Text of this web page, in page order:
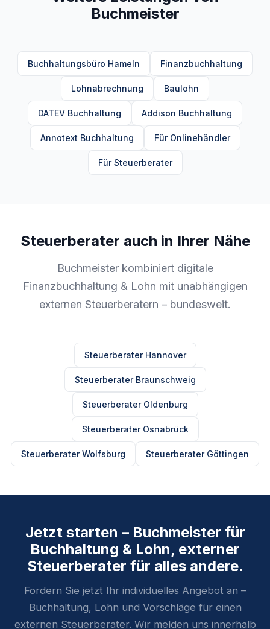
Buchmeister
Buchhaltungsbüro Hameln Finanzbuchhaltung
Lohnabrechnung Baulohn
DATEV Buchhaltung Addison Buchhaltung
Annotext Buchhaltung Für Onlinehändler
Für Steuerberater
Steuerberater auch in Ihrer Nähe
Buchmeister kombiniert digitale
Finanzbuchhaltung & Lohn mit unabhängigen
externen Steuerberatern – bundesweit.
Steuerberater Hannover
Steuerberater Braunschweig
Steuerberater Oldenburg
Steuerberater Osnabrück
Steuerberater Wolfsburg Steuerberater Göttingen
Jetzt starten – Buchmeister für
Buchhaltung & Lohn, externer
Steuerberater für alles andere.
Fordern Sie jetzt Ihr individuelles Angebot an –
Buchhaltung, Lohn und Vorschläge für einen
externen Steuerberater. Wir melden uns innerhalb